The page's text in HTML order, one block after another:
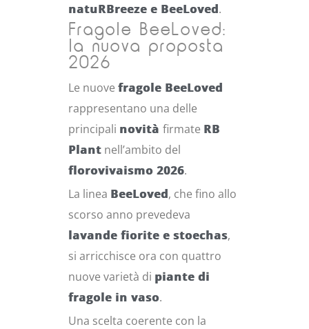
natuRBreeze e BeeLoved.
Fragole BeeLoved:
la nuova proposta
2026
Le nuove fragole BeeLoved
rappresentano una delle
principali novità firmate RB
Plant nell’ambito del
florovivaismo 2026.
La linea BeeLoved, che fino allo
scorso anno prevedeva
lavande fiorite e stoechas,
si arricchisce ora con quattro
nuove varietà di piante di
fragole in vaso.
Una scelta coerente con la